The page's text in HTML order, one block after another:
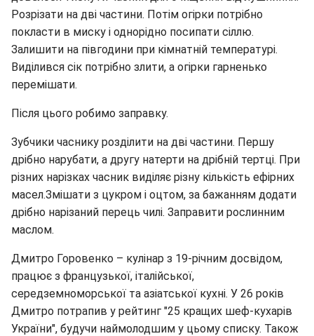
Розрізати на дві частини. Потім огірки потрібно
покласти в миску і однорідно посипати сіллю.
Залишити на півгодини при кімнатній температурі.
Виділився сік потрібно злити, а огірки гарненько
перемішати.
Після цього робимо заправку.
Зубчики часнику розділити на дві частини. Першу
дрібно нарубати, а другу натерти на дрібній тертці. При
різних нарізках часник виділяє різну кількість ефірних
масел.Змішати з цукром і оцтом, за бажанням додати
дрібно нарізаний перець чилі. Заправити рослинним
маслом.
Дмитро Горовенко – кулінар з 19-річним досвідом,
працює з французької, італійської,
середземноморської та азіатської кухні. У 26 років
Дмитро потрапив у рейтинг "25 кращих шеф-кухарів
України", будучи наймолодшим у цьому списку. Також